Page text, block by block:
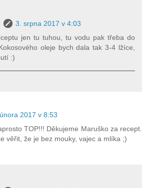
3. srpna 2017 v 4:03
jen tu tuhou, tu vodu pak třeba do
oleje bych dala tak 3-4 lžíce,
:)
2017 v 8:53
TOP!!! Děkujeme Maruško za recept.
věřit, že je bez mouky, vajec a mlíka ;)